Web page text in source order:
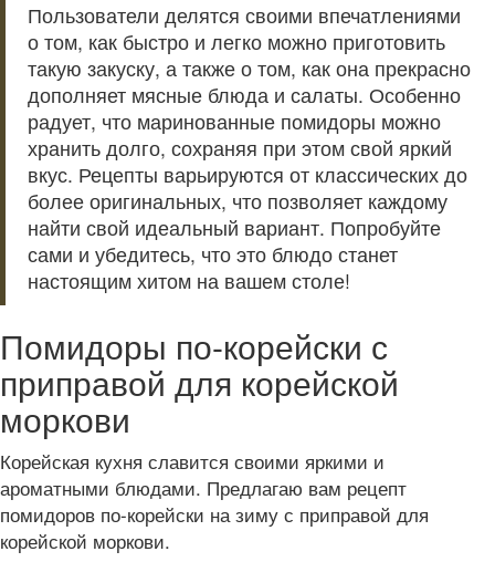
Пользователи делятся своими впечатлениями
о том, как быстро и легко можно приготовить
такую закуску, а также о том, как она прекрасно
дополняет мясные блюда и салаты. Особенно
радует, что маринованные помидоры можно
хранить долго, сохраняя при этом свой яркий
вкус. Рецепты варьируются от классических до
более оригинальных, что позволяет каждому
найти свой идеальный вариант. Попробуйте
сами и убедитесь, что это блюдо станет
настоящим хитом на вашем столе!
Помидоры по-корейски с
приправой для корейской
моркови
Корейская кухня славится своими яркими и
ароматными блюдами. Предлагаю вам рецепт
помидоров по-корейски на зиму с приправой для
корейской моркови.